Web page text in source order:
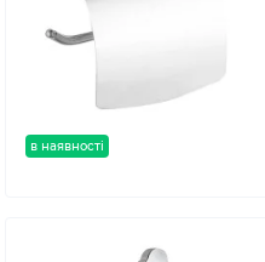
в наявності